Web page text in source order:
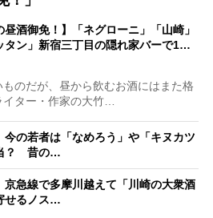
昼酒御免！】「ネグローニ」「山崎」
タン」新宿三丁目の隠れ家バーで1…
のだが、昼から飲むお酒にはまた格
ター・作家の大竹…
今の若者は「なめろう」や「キヌカツ
？ 昔の…
京急線で多摩川越えて「川崎の大衆酒
せるノス…